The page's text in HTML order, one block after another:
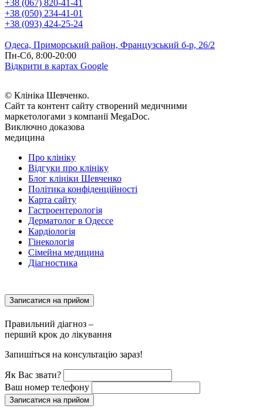
+38 (067) 820-41-41
+38 (050) 234-41-01
+38 (093) 424-25-24
Одеса, Приморський район, Французський б-р, 26/2
Пн-Сб, 8:00-20:00
Відкрити в картах Google
© Клініка Шевченко.
Сайт та контент сайту створений медичними
маркетологами з компанії MegaDoc.
Виключно доказова
медицина
Про клініку
Відгуки про клініку
Блог клініки Шевченко
Політика конфіденційності
Карта сайту
Гастроентерологія
Дерматолог в Одессе
Кардіологія
Гінекологія
Сімейна медицина
Діагностика
Записатися на прийом
Правильний діагноз –
перший крок до лікування
Запишіться на консультацію зараз!
Як Вас звати?
Ваш номер телефону
Записатися на прийом